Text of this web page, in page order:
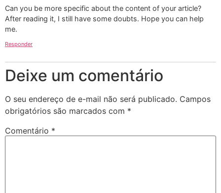
Can you be more specific about the content of your article?
After reading it, I still have some doubts. Hope you can help
me.
Responder
Deixe um comentário
O seu endereço de e-mail não será publicado. Campos
obrigatórios são marcados com *
Comentário *